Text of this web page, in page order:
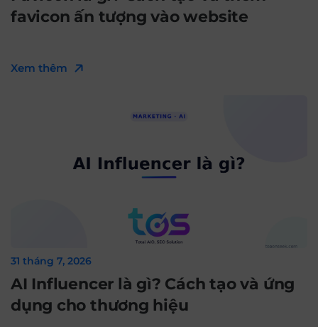
favicon ấn tượng vào website
Xem thêm
31 tháng 7, 2026
AI Influencer là gì? Cách tạo và ứng
dụng cho thương hiệu